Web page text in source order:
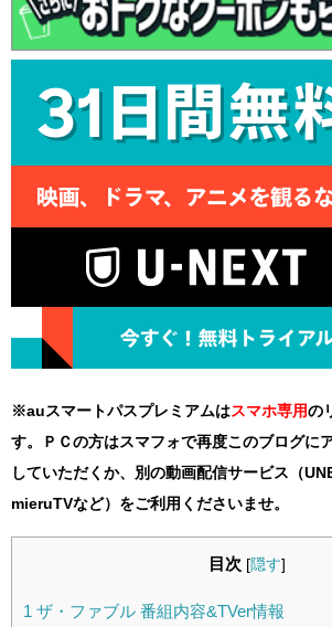
※auスマートパスプレミアムはスマホ専用の
す。ＰＣの方はスマフォで再度このブログに
していただくか、別の動画配信サービス（
mieruTVなど）をご利用くださいませ。
目次 [隠す]
1 ザ・ファブル 番組内容&TVer情報